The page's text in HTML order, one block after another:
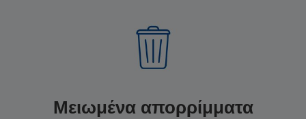
Μειωμένα απορρίμματα